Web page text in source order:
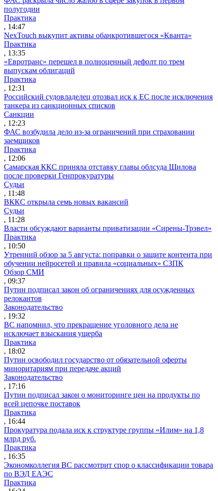
полугодии
Практика
, 14:47
NexTouch выкупит активы обанкротившегося «Кванта»
Практика
, 13:35
«Евротранс» перешел в полноценный дефолт по трем
выпускам облигаций
Практика
, 12:31
Российский судовладелец отозвал иск к ЕС после исключения
танкера из санкционных списков
Санкции
, 12:23
ФАС возбудила дело из-за ограничений при страховании
заемщиков
Практика
, 12:06
Самарская ККС приняла отставку главы облсуда Шилова
после проверки Генпрокуратуры
Судьи
, 11:48
ВККС открыла семь новых вакансий
Судьи
, 11:28
Власти обсуждают варианты приватизации «Сирены-Трэвел»
Практика
, 10:50
Утренний обзор за 5 августа: поправки о защите контента при
обучении нейросетей и правила «социальных» СЗПК
Обзор СМИ
, 09:37
Путин подписал закон об ограничениях для осужденных
релокантов
Законодательство
, 19:32
ВС напомнил, что прекращение уголовного дела не
исключает взыскания ущерба
Практика
, 18:02
Путин освободил государство от обязательной оферты
миноритариям при передаче акций
Законодательство
, 17:16
Путин подписал закон о мониторинге цен на продукты по
всей цепочке поставок
Практика
, 16:44
Прокуратура подала иск к структуре группы «Илим» на 1,8
млрд руб.
Практика
, 16:35
Экономколлегия ВС рассмотрит спор о классификации товара
по ВЭД ЕАЭС
Практика